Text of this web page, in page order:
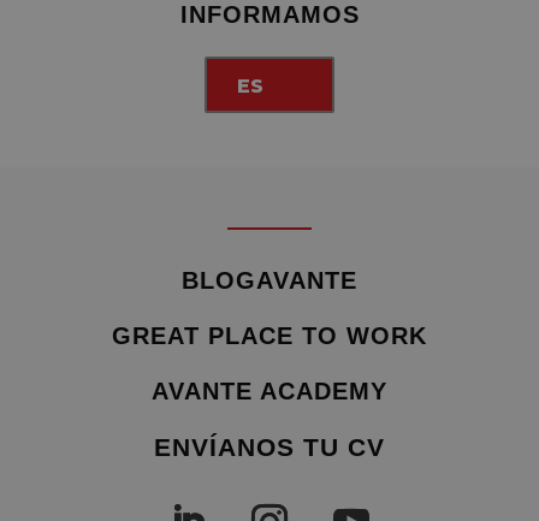
INFORMAMOS
ES
BLOGAVANTE
GREAT PLACE TO WORK
AVANTE ACADEMY
ENVÍANOS TU CV